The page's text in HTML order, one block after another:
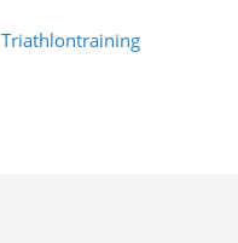
Triathlontraining